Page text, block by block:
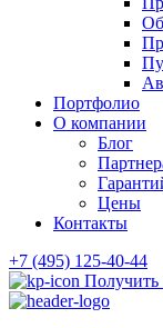
Портфолио
О компании
Блог
Цены
Контакты
+7 (495) 125-40-44
Получить